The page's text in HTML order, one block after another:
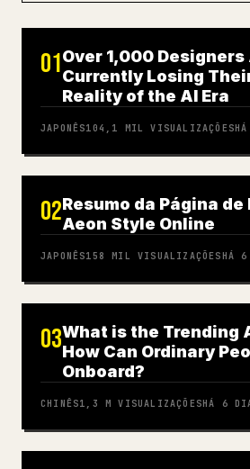
01Over 1,000 Designers
Currently Losing
Reality of the AI Era
JAPONÊS104,1 MIL VISUALIZAÇÕES
02Resumo da Página
Aeon Style Online
JAPONÊS158 MIL VISUALIZAÇÕESHÁ
03What is the Trending
How Can Ordinary
Onboard?
CHINÊS1,3 M VISUALIZAÇÕESHÁ 6